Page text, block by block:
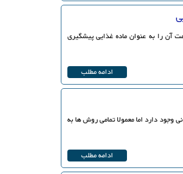
آن را به عنوان ماده غذایی پیشگیری
ادامه مطلب
وجود دارد اما معمولا تمامی روش ها به
ادامه مطلب